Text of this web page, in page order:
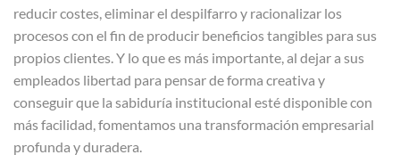
reducir costes, eliminar el despilfarro y racionalizar los
procesos con el fin de producir beneficios tangibles para sus
propios clientes. Y lo que es más importante, al dejar a sus
empleados libertad para pensar de forma creativa y
conseguir que la sabiduría institucional esté disponible con
más facilidad, fomentamos una transformación empresarial
profunda y duradera.